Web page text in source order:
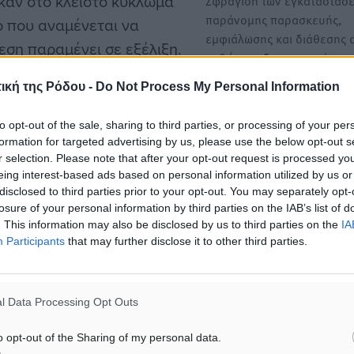
της Ρόδου - Do Not Process My Personal Information
opt-out of the sale, sharing to third parties, or processing of your
for targeted advertising by us, please use the below opt-out
selection. Please note that after your opt-out request is processed
interest-based ads based on personal information utilized by us
to third parties prior to your opt-out. You may separately
of your personal information by third parties on the IAB’s list of
This information may also be disclosed by us to third parties on the
Participants that may further disclose it to other third parties.
Data Processing Opt Outs
opt-out of the Sharing of my personal data.
που αναμένεται να
παραμένει σε εξέλιξη.
αναζήτησης
μας στο Google News ★ ↗
παράνομης παρασκευής,
εμφιάλωσης και διάθεσης
καθώς και δημοσιοποίηση
κοσμημάτων αξίας 6.400
γνωστό κατάστημα
Η εξιχνίαση μίας καλά
οργανωμένης κλοπής που
σημειώθηκε στα μέσα
στην…